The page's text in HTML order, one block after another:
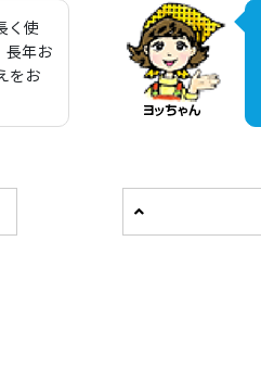
く使
長年お
をお